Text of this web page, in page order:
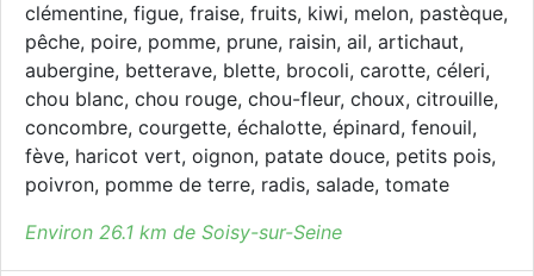
clémentine, figue, fraise, fruits, kiwi, melon, pastèque,
pêche, poire, pomme, prune, raisin, ail, artichaut,
aubergine, betterave, blette, brocoli, carotte, céleri,
chou blanc, chou rouge, chou-fleur, choux, citrouille,
concombre, courgette, échalotte, épinard, fenouil,
fève, haricot vert, oignon, patate douce, petits pois,
poivron, pomme de terre, radis, salade, tomate
Environ 26.1 km de Soisy-sur-Seine